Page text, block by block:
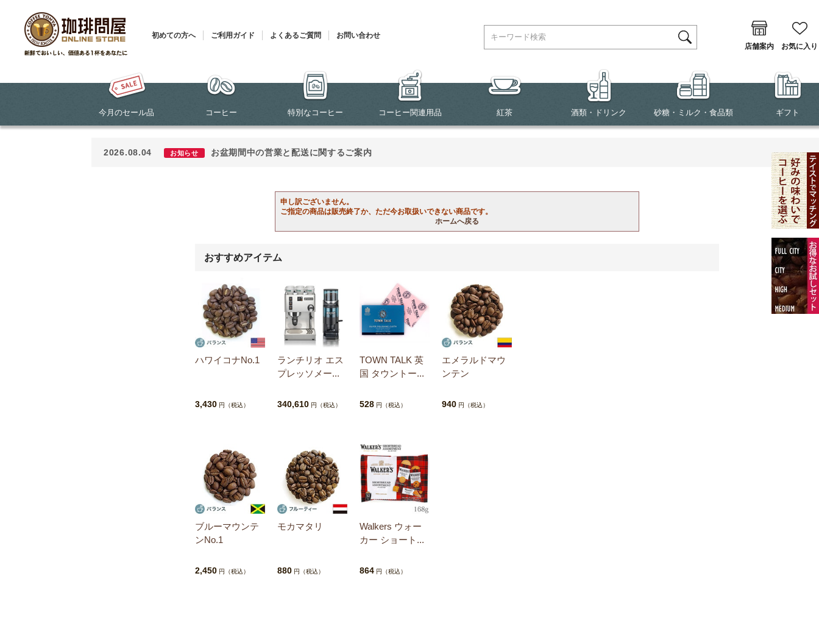
初めての方へ ご利用ガイド よくあるご質問
お問い合わせ
店舗案内
お気に入り
今月のセール品 コーヒー 特別なコーヒー コーヒー関連用品 紅茶 酒類・ドリンク 砂糖・ミルク・食品類 ギフト
2026.08.04 お知らせ お盆期間中の営業と配送に関するご案内
申し訳ございません。
ご指定の商品は販売終了か、ただ今お取扱いできない商品です。
ホームへ戻る
おすすめアイテム
ハワイコナNo.1
3,430 円（税込）
ランチリオ エス
プレッソメー...
340,610 円（税込）
TOWN TALK 英
国 タウントー...
528 円（税込）
エメラルドマウ
ンテン
940 円（税込）
ブルーマウンテ
ンNo.1
2,450 円（税込）
モカマタリ
880 円（税込）
Walkers ウォー
カー ショート...
864 円（税込）